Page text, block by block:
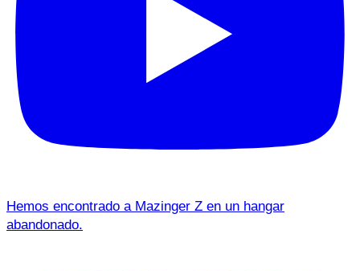
Hemos encontrado a Mazinger Z en un hangar
abandonado.